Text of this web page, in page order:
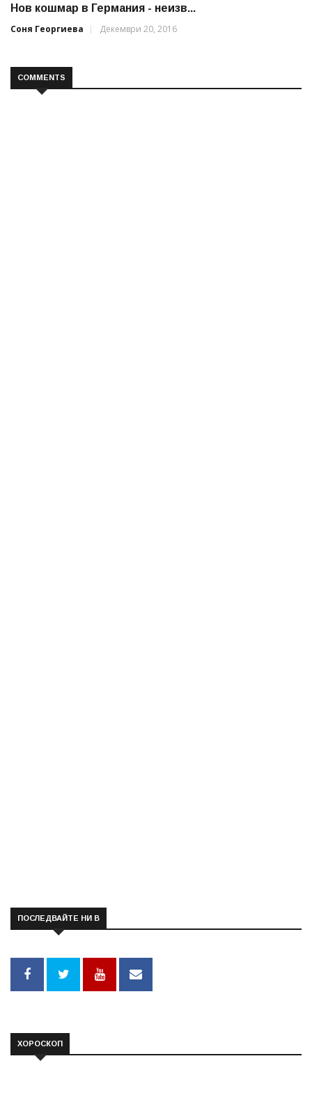
Нов кошмар в Германия - неизв...
Соня Георгиева
Декември 20, 2016
COMMENTS
ПОСЛЕДВАЙТЕ НИ В
ХОРОСКОП